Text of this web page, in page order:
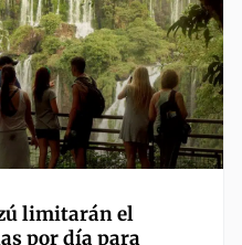
limitarán el
por día para